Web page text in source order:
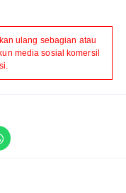
ulang sebagian atau
media sosial komersil